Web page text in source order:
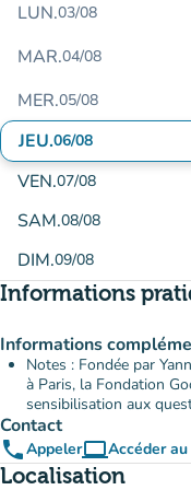
LUN.03/08
MAR.04/08
MER.05/08
JEU.06/08
VEN.07/08
SAM.08/08
DIM.09/08
Informations
Informations
Notes : Fondée par
à Paris, la Fondation
sensibilisation aux
Contact
phoneAppelercomputerAccéder
Localisation